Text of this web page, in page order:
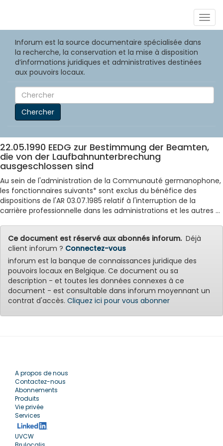
Inforum est la source documentaire spécialisée dans
la recherche, la conservation et la mise à disposition
d’informations juridiques et administratives destinées
aux pouvoirs locaux.
Chercher
22.05.1990 EEDG zur Bestimmung der Beamten,
die von der Laufbahnunterbrechung
ausgeschlossen sind
Au sein de l'administration de la Communauté germanophone,
les fonctionnaires suivants* sont exclus du bénéfice des
dispositions de l'AR 03.07.1985 relatif à l'interruption de la
carrière professionnelle dans les administrations et les autres ...
Ce document est réservé aux abonnés inforum.Déjà
client inforum ? Connectez-vous
inforum est la banque de connaissances juridique des
pouvoirs locaux en Belgique. Ce document ou sa
description - et toutes les données connexes à ce
document - est consultable dans inforum moyennant un
contrat d'accès. Cliquez ici pour vous abonner
A propos de nous
Contactez-nous
Abonnements
Produits
Vie privée
Services
UVCW